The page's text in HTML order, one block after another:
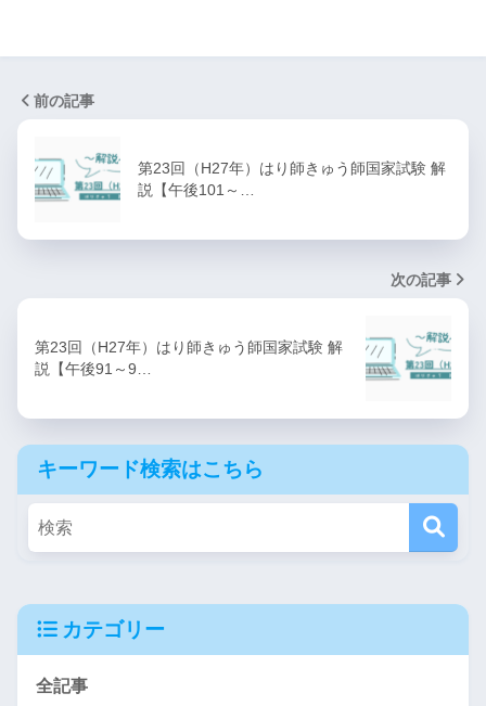
前の記事
第23回（H27年）はり師きゅう師国家試験 解
説【午後101～…
次の記事
第23回（H27年）はり師きゅう師国家試験 解
説【午後91～9…
キーワード検索はこちら
カテゴリー
全記事